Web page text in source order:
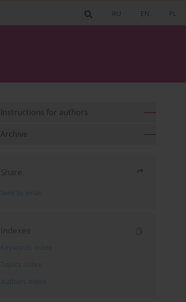
PL
EN
RU
Instructions for authors
Archive
Share
Indexes